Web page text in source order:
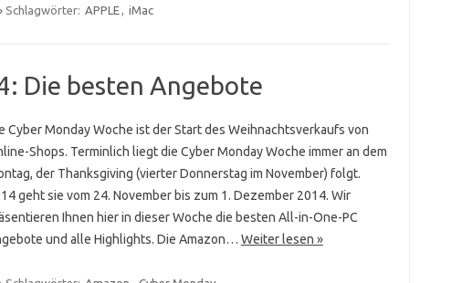
Schlagwörter: APPLE iMac
Die besten Angebote
Cyber Monday Woche ist der Start des Weihnachtsverkaufs von
Shops. Terminlich liegt die Cyber Monday Woche immer an dem
der Thanksgiving (vierter Donnerstag im November) folgt.
geht sie vom 24. November bis zum 1. Dezember 2014. Wir
Ihnen hier in dieser Woche die besten All-in-One-PC
und alle Highlights. Die Amazon… Weiter lesen »